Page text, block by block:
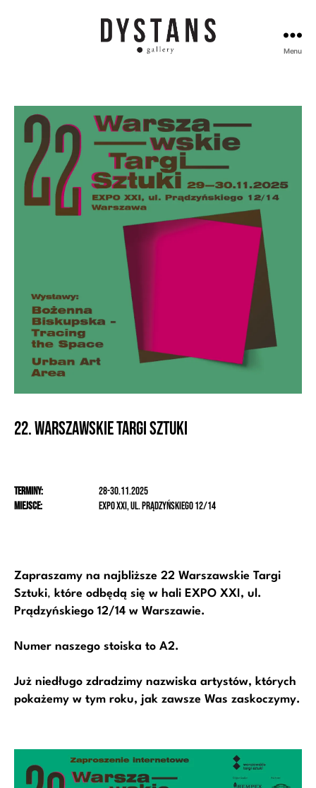
Menu
22. Warszawskie Targi Sztuki
Terminy:
28-30.11.2025
Miejsce:
EXPO XXI, ul. Prądzyńskiego 12/14
Zapraszamy na najbliższe 22 Warszawskie Targi
Sztuki, które odbędą się w hali EXPO XXI, ul.
Prądzyńskiego 12/14 w Warszawie.
Numer naszego stoiska to A2.
Już niedługo zdradzimy nazwiska artystów, których
pokażemy w tym roku, jak zawsze Was zaskoczymy.